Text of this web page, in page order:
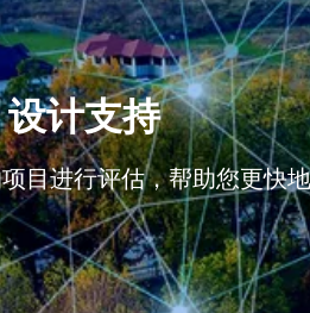
计支持
目进行评估，帮助您更快